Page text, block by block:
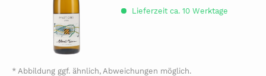
Lieferzeit ca. 10 Werktage
* Abbildung ggf. ähnlich, Abweichungen möglich.